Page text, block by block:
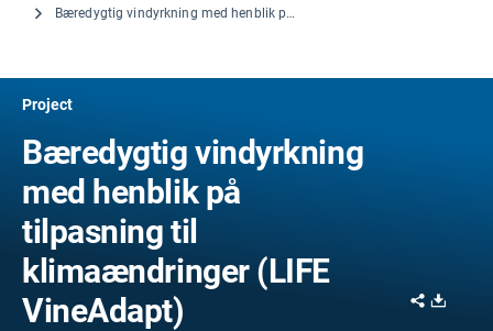
Bæredygtig vindyrkning med henblik på tilpasning til klimaændringer
Project
Bæredygtig vindyrkning
med henblik på
tilpasning til
klimaændringer (LIFE
VineAdapt)
Share